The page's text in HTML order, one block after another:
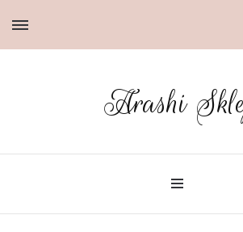
Arashi